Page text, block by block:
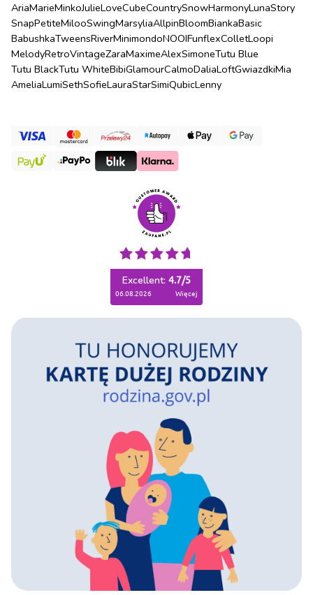
AriaMarieMinkoJulieLoveCubeCountrySnowHarmonyLunaStory
SnapPetiteMilooSwingMarsyliaAllpinBloomBiankaBasic
BabushkaTweensRiverMinimondoNOOIFunflexColletLoopi
MelodyRetroVintageZaraMaximeAlexSimoneTutu Blue
Tutu BlackTutu WhiteBibiGlamourCalmoDaliaLoftGwiazdkiMia
AmeliaLumiSethSofieLauraStarSimiQubicLenny
Excellent: 4.7/5
06.08.2026 więcej